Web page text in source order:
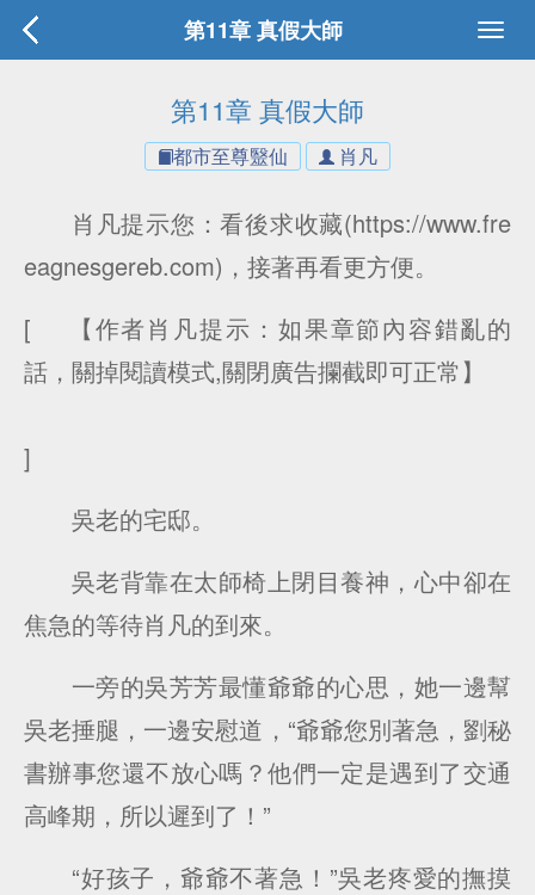
第11章 真假大師
第11章 真假大師
都市至尊毉仙 肖凡
肖凡提示您：看後求收藏(https://www.fre
eagnesgereb.com)，接著再看更方便。
[ 【作者肖凡提示：如果章節內容錯亂的
話，關掉閱讀模式,關閉廣告攔截即可正常】
]
吳老的宅邸。
吳老背靠在太師椅上閉目養神，心中卻在
焦急的等待肖凡的到來。
一旁的吳芳芳最懂爺爺的心思，她一邊幫
吳老捶腿，一邊安慰道，“爺爺您別著急，劉秘
書辦事您還不放心嗎？他們一定是遇到了交通
高峰期，所以遲到了！”
“好孩子，爺爺不著急！”吳老疼愛的撫摸